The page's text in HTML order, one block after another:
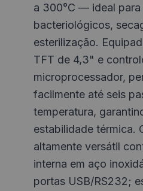
a 300°C — ideal para
bacteriológicos,
esterilização.
TFT de 4,3" e
microprocessador,
facilmente até seis
temperatura,
estabilidade térmica.
altamente versátil
interna em aço
portas USB/RS232;